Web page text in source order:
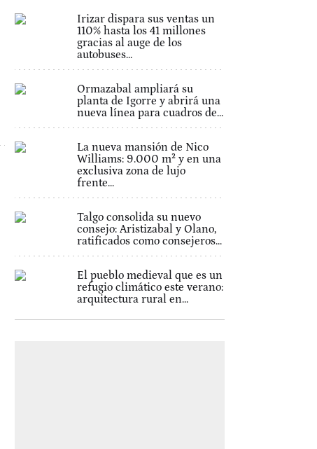
Irizar dispara sus ventas un
110% hasta los 41 millones
gracias al auge de los
autobuses...
Ormazabal ampliará su
planta de Igorre y abrirá una
nueva línea para cuadros de...
La nueva mansión de Nico
Williams: 9.000 m² y en una
exclusiva zona de lujo
frente...
Talgo consolida su nuevo
consejo: Aristizabal y Olano,
ratificados como consejeros...
El pueblo medieval que es un
refugio climático este verano:
arquitectura rural en...